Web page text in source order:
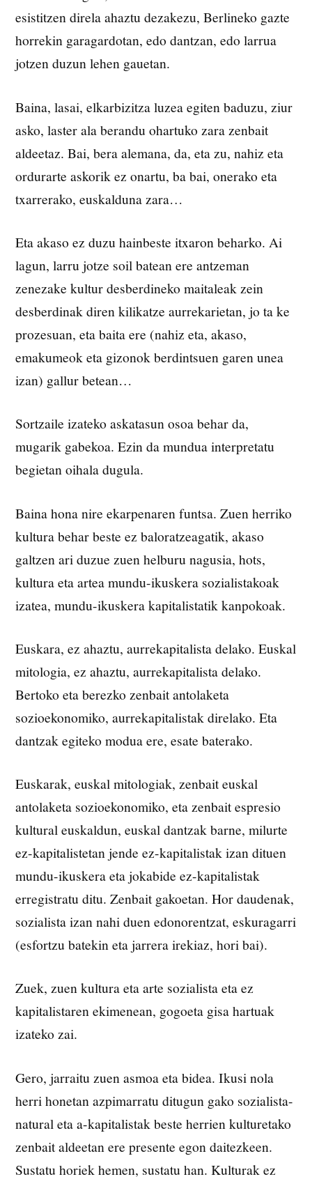
esistitzen direla ahaztu dezakezu, Berlineko gazte
horrekin garagardotan, edo dantzan, edo larrua
jotzen duzun lehen gauetan.
Baina, lasai, elkarbizitza luzea egiten baduzu, ziur
asko, laster ala berandu ohartuko zara zenbait
aldeetaz. Bai, bera alemana, da, eta zu, nahiz eta
ordurarte askorik ez onartu, ba bai, onerako eta
txarrerako, euskalduna zara…
Eta akaso ez duzu hainbeste itxaron beharko. Ai
lagun, larru jotze soil batean ere antzeman
zenezake kultur desberdineko maitaleak zein
desberdinak diren kilikatze aurrekarietan, jo ta ke
prozesuan, eta baita ere (nahiz eta, akaso,
emakumeok eta gizonok berdintsuen garen unea
izan) gallur betean…
Sortzaile izateko askatasun osoa behar da,
mugarik gabekoa. Ezin da mundua interpretatu
begietan oihala dugula.
Baina hona nire ekarpenaren funtsa. Zuen herriko
kultura behar beste ez baloratzeagatik, akaso
galtzen ari duzue zuen helburu nagusia, hots,
kultura eta artea mundu-ikuskera sozialistakoak
izatea, mundu-ikuskera kapitalistatik kanpokoak.
Euskara, ez ahaztu, aurrekapitalista delako. Euskal
mitologia, ez ahaztu, aurrekapitalista delako.
Bertoko eta berezko zenbait antolaketa
sozioekonomiko, aurrekapitalistak direlako. Eta
dantzak egiteko modua ere, esate baterako.
Euskarak, euskal mitologiak, zenbait euskal
antolaketa sozioekonomiko, eta zenbait espresio
kultural euskaldun, euskal dantzak barne, milurte
ez-kapitalistetan jende ez-kapitalistak izan dituen
mundu-ikuskera eta jokabide ez-kapitalistak
erregistratu ditu. Zenbait gakoetan. Hor daudenak,
sozialista izan nahi duen edonorentzat, eskuragarri
(esfortzu batekin eta jarrera irekiaz, hori bai).
Zuek, zuen kultura eta arte sozialista eta ez
kapitalistaren ekimenean, gogoeta gisa hartuak
izateko zai.
Gero, jarraitu zuen asmoa eta bidea. Ikusi nola
herri honetan azpimarratu ditugun gako sozialista-
natural eta a-kapitalistak beste herrien kulturetako
zenbait aldeetan ere presente egon daitezkeen.
Sustatu horiek hemen, sustatu han. Kulturak ez